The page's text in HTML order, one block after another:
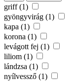
griff (1)
gyöngyvirág (1)
kapa (1)
korona (1)
levágott fej (1)
liliom (1)
lándzsa (1)
nyílvessző (1)